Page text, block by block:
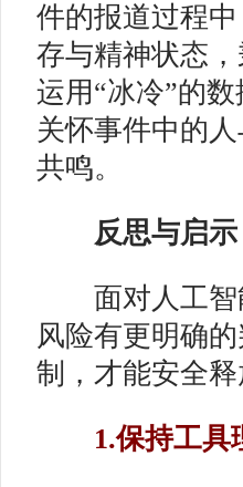
件的报道过程
存与精神状态
运用“冰冷”的
关怀事件中的
共鸣。
反思与启示
面对人工智
风险有更明确
制，才能安全
1.保持工具